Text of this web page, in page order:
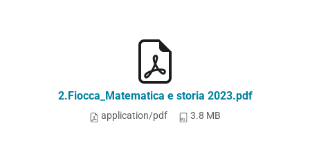
2.Fiocca_Matematica e storia 2023.pdf
application/pdf 3.8 MB